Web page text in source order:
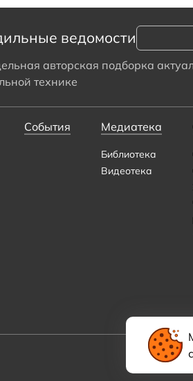
ведомости
авторская подборка
технике
События Медиатека
Библиотека
Видеотека